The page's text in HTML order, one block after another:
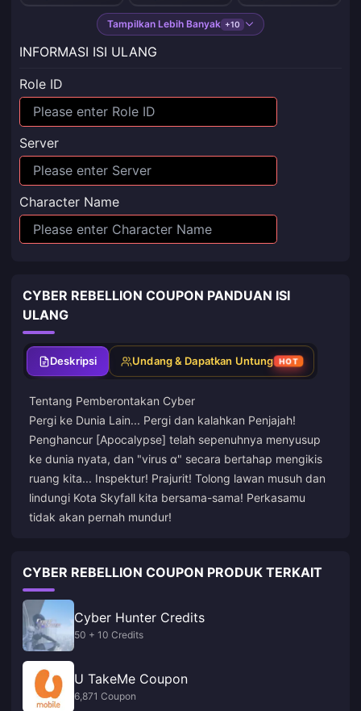
Tampilkan Lebih Banyak +10
INFORMASI ISI ULANG
Role ID
Server
Character Name
CYBER REBELLION COUPON PANDUAN ISI
ULANG
Deskripsi Undang & Dapatkan Untung HOT
Tentang Pemberontakan Cyber
Pergi ke Dunia Lain... Pergi dan kalahkan Penjajah!
Penghancur [Apocalypse] telah sepenuhnya menyusup
ke dunia nyata, dan "virus α" secara bertahap mengikis
ruang kita... Inspektur! Prajurit! Tolong lawan musuh dan
lindungi Kota Skyfall kita bersama-sama! Perkasamu
tidak akan pernah mundur!
CYBER REBELLION COUPON PRODUK TERKAIT
Cyber Hunter Credits
50 + 10 Credits
U TakeMe Coupon
6,871 Coupon